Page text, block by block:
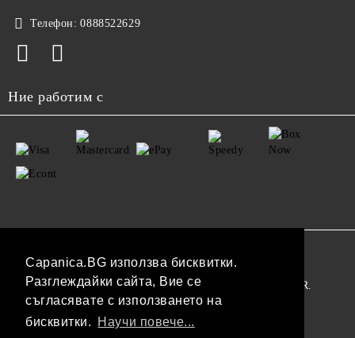
Capanica.BG използва бисквитки.
Разглеждайки сайта, Вие се
съгласявате с използването на
бисквитки.
Научи повече...
Телефон: 0888522629
Ние работим с
Нашият онлайн магазин е 100% съобразен с GDPR.